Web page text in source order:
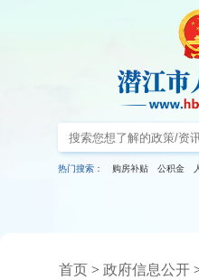
热门搜索： 购房补贴 公积金
首页 > 政府信息公开